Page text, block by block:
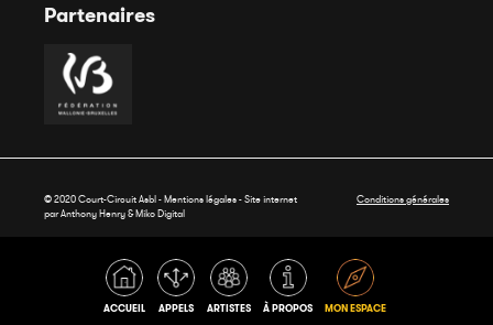
ACCUEIL APPELS ARTISTES À PROPOS MON ESPACE
Partenaires
© 2020 Court-Circuit Asbl - Mentions légales - Site internet
par Anthony Henry &Miko Digital
Conditions générales